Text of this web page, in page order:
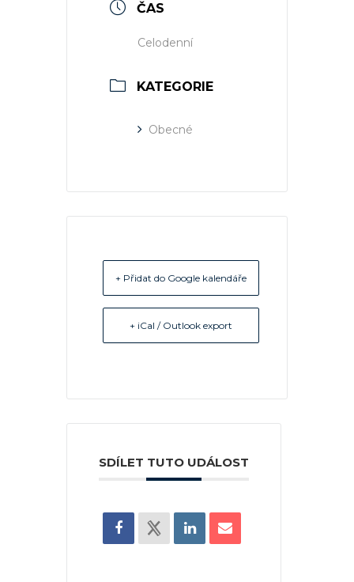
ČAS
Celodenní
KATEGORIE
Obecné
+ Přidat do Google kalendáře
+ iCal / Outlook export
SDÍLET TUTO UDÁLOST